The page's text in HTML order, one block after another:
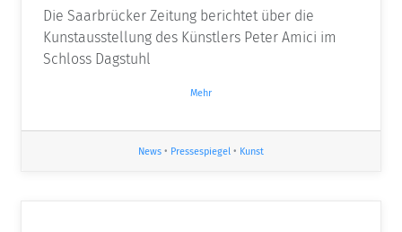
Die Saarbrücker Zeitung berichtet über die
Kunstausstellung des Künstlers Peter Amici im
Schloss Dagstuhl
Mehr
News • Pressespiegel • Kunst